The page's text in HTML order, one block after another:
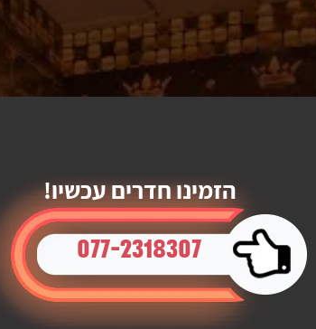
הזמינו חדרים עכשיו!
077-2318307